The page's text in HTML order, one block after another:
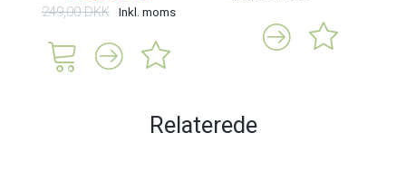
249,00 DKK Inkl. moms
Relaterede